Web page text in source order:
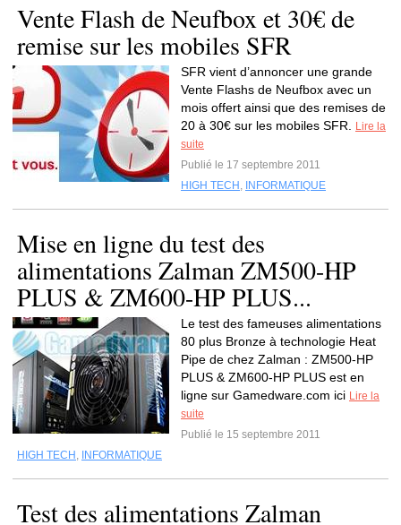
Vente Flash de Neufbox et 30€ de
remise sur les mobiles SFR
SFR vient d’annoncer une grande
Vente Flashs de Neufbox avec un
mois offert ainsi que des remises de
20 à 30€ sur les mobiles SFR.
Lire la
suite
Publié le 17 septembre 2011
HIGH TECH , INFORMATIQUE
Mise en ligne du test des
alimentations Zalman ZM500-HP
PLUS & ZM600-HP PLUS...
Le test des fameuses alimentations
80 plus Bronze à technologie Heat
Pipe de chez Zalman : ZM500-HP
PLUS & ZM600-HP PLUS est en
ligne sur Gamedware.com ici Lire la
suite
Publié le 15 septembre 2011
HIGH TECH , INFORMATIQUE
Test des alimentations Zalman